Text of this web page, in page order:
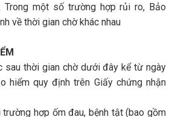
Trong một số trường hợp rủi ro, Bảo
về thời gian chờ khác nhau
sau thời gian chờ dưới đây kể từ ngày
hiểm quy định trên Giấy chứng nhận
hợp ốm đau, bệnh tật (bao gồm